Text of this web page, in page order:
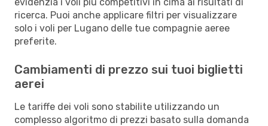
ricerca. Puoi anche applicare filtri per visualizzare
solo i voli per Lugano delle tue compagnie aeree
preferite.
Cambiamenti di prezzo sui tuoi biglietti
aerei
Le tariffe dei voli sono stabilite utilizzando un
complesso algoritmo di prezzi basato sulla domanda